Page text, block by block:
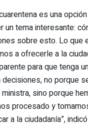
es una
un tema interesante:
sobre esto. Lo que
a ofrecerle a la
para que tenga
no porque
sino porque
procesado y
a la ciudadanía”,